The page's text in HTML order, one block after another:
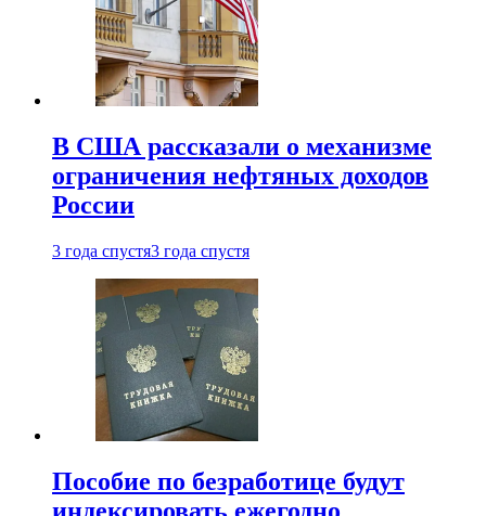
В США рассказали о механизме
ограничения нефтяных доходов
России
3 года спустя3 года спустя
Пособие по безработице будут